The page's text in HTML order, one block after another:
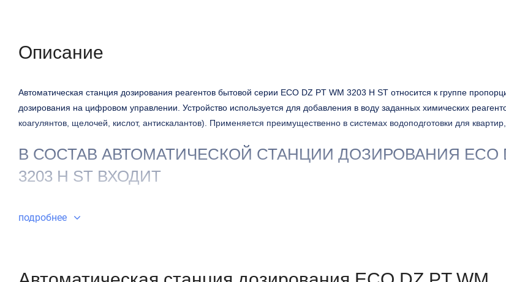
Описание
Автоматическая станция дозирования реагентов бытовой серии ECO DZ PT WM 3203 H ST относится к группе
дозирования на цифровом управлении. Устройство используется для добавления в воду заданных химических
коагулянтов, щелочей, кислот, антискалантов). Применяется преимущественно в системах водоподготовки для
В СОСТАВ АВТОМАТИЧЕСКОЙ СТАНЦИИ ДОЗИРОВАНИЯ ECO
3203 H ST ВХОДИТ
Насос дозатор Seko
подробнее